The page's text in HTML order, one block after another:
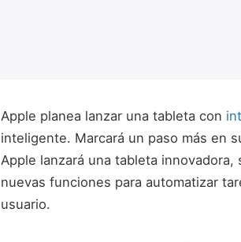
Apple planea lanzar una tableta con
inteligente. Marcará un paso más en
Apple lanzará una tableta
nuevas funciones para automatizar
usuario.